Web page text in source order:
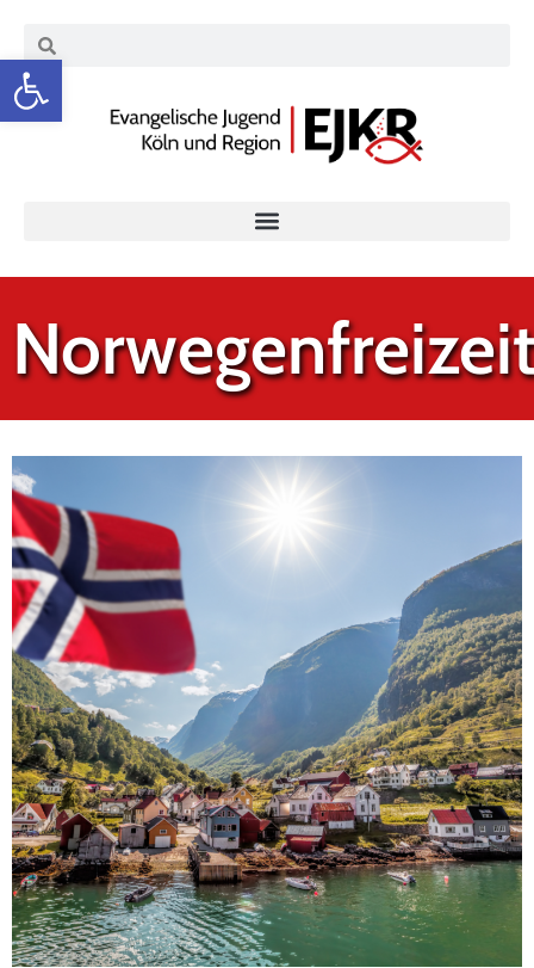
Werkzeugleiste öffnen